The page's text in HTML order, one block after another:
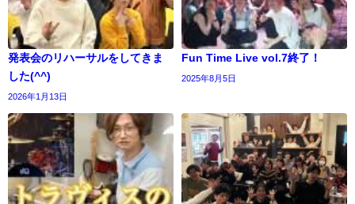
発表会のリハーサルをしてきま
した(^^)
2026年1月13日
Fun Time Live vol.7終了！
2025年8月5日